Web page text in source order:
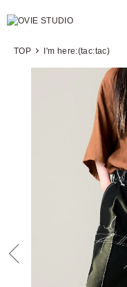
TOP I'm here:(tac:tac)